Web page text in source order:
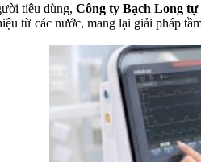
tiêu dùng, Công ty Bạch Long tự
từ các nước, mang lại giải pháp